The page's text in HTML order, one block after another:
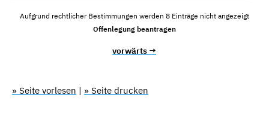
Aufgrund rechtlicher Bestimmungen werden 8 Einträge nicht angezeigt
Offenlegung beantragen
vorwärts →
» Seite vorlesen | » Seite drucken